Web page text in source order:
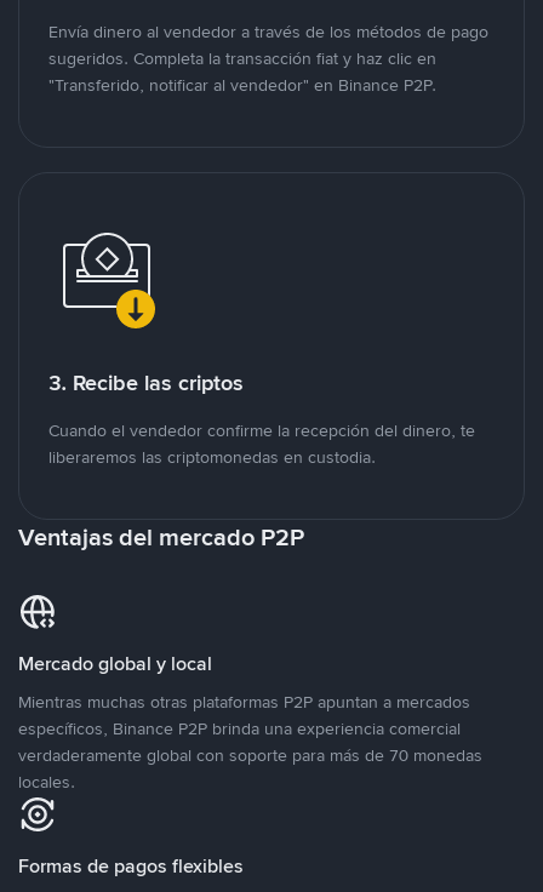
Envía dinero al vendedor a través de los métodos de pago
sugeridos. Completa la transacción fiat y haz clic en
"Transferido, notificar al vendedor" en Binance P2P.
3. Recibe las criptos
Cuando el vendedor confirme la recepción del dinero, te
liberaremos las criptomonedas en custodia.
Ventajas del mercado P2P
Mercado global y local
Mientras muchas otras plataformas P2P apuntan a mercados
específicos, Binance P2P brinda una experiencia comercial
verdaderamente global con soporte para más de 70 monedas
locales.
Formas de pagos flexibles